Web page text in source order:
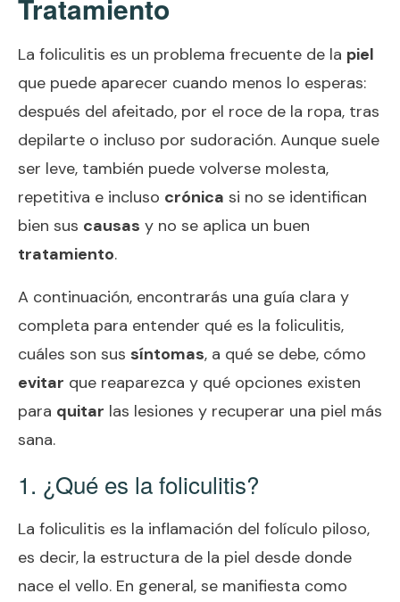
Tratamiento
La foliculitis es un problema frecuente de la piel
que puede aparecer cuando menos lo esperas:
después del afeitado, por el roce de la ropa, tras
depilarte o incluso por sudoración. Aunque suele
ser leve, también puede volverse molesta,
repetitiva e incluso crónica si no se identifican
bien sus causas y no se aplica un buen
tratamiento.
A continuación, encontrarás una guía clara y
completa para entender qué es la foliculitis,
cuáles son sus síntomas, a qué se debe, cómo
evitar que reaparezca y qué opciones existen
para quitar las lesiones y recuperar una piel más
sana.
1. ¿Qué es la foliculitis?
La foliculitis es la inflamación del folículo piloso,
es decir, la estructura de la piel desde donde
nace el vello. En general, se manifiesta como